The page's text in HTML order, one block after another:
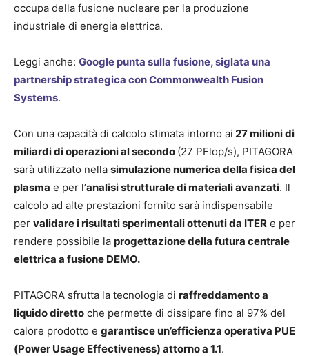
occupa della fusione nucleare per la produzione
industriale di energia elettrica.
Leggi anche: Google punta sulla fusione, siglata una
partnership strategica con Commonwealth Fusion
Systems.
Con una capacità di calcolo stimata intorno ai 27 milioni di
miliardi di operazioni al secondo (27 PFlop/s), PITAGORA
sarà utilizzato nella simulazione numerica della fisica del
plasma e per l’analisi strutturale di materiali avanzati. Il
calcolo ad alte prestazioni fornito sarà indispensabile
per validare i risultati sperimentali ottenuti da ITER e per
rendere possibile la progettazione della futura centrale
elettrica a fusione DEMO.
PITAGORA sfrutta la tecnologia di raffreddamento a
liquido diretto che permette di dissipare fino al 97% del
calore prodotto e garantisce un’efficienza operativa PUE
(Power Usage Effectiveness) attorno a 1.1.